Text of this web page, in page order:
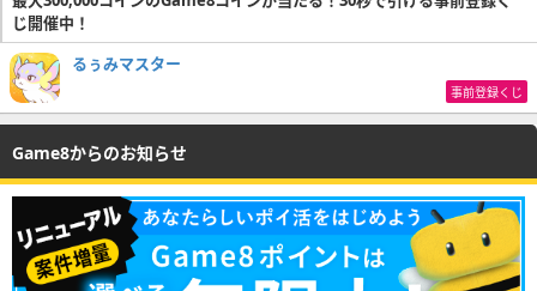
じ開催中！
るぅみマスター
事前登録くじ
Game8からのお知らせ